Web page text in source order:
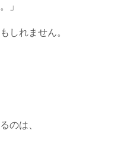
」
しれません。
のは、